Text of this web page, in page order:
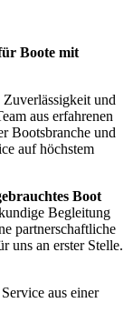
Boote mit
und
aus erfahrenen
Bootsbranche und
auf höchstem
Boot
Begleitung
partnerschaftliche
uns an erster Stelle.
aus einer